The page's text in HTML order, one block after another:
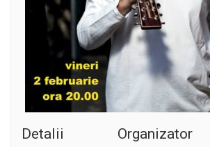
Detalii Organizator